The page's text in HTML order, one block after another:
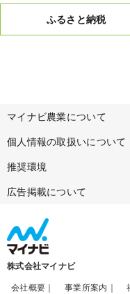
ふるさと納税
マイナビ農業について
個人情報の取扱いについて
推奨環境
広告掲載について
株式会社マイナビ
会社概要 事業所案内